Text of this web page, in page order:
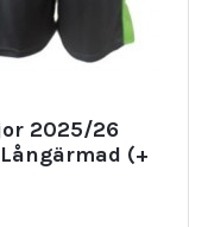
2025/26
(+